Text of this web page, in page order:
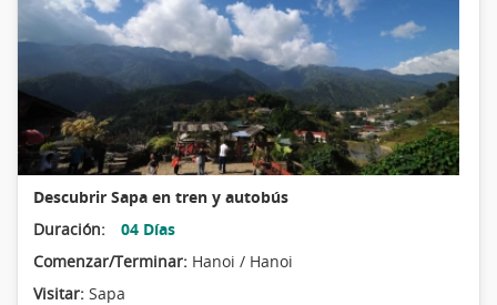
Descubrir Sapa en tren y autobús
Duración:
04 Días
Comenzar/Terminar: Hanoi / Hanoi
Visitar: Sapa